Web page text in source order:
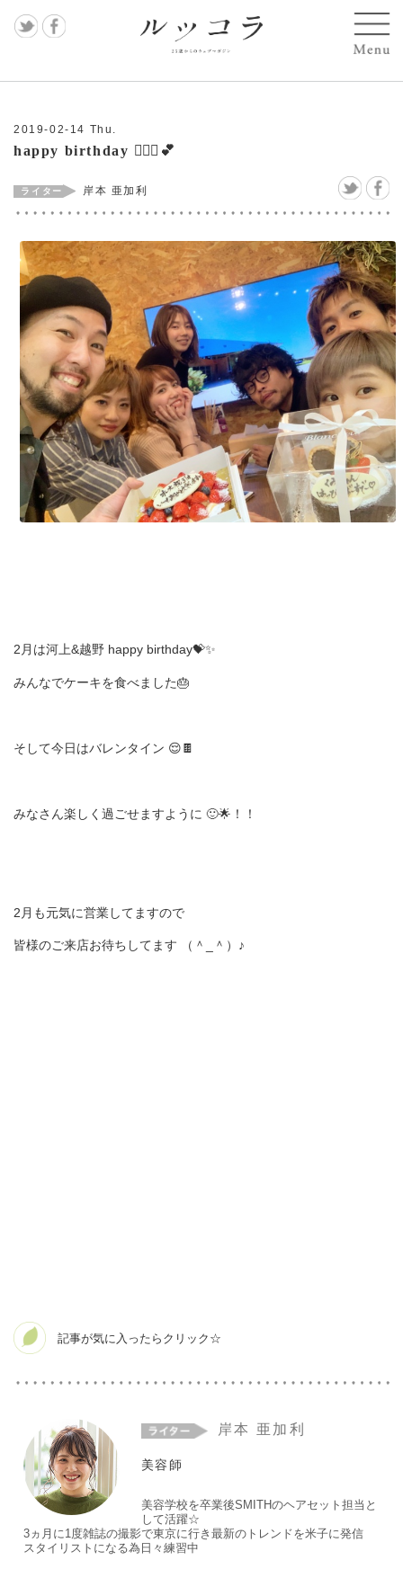
MAS
AKO
遠藤
麻衣
子
岩上
喜実
山川
悠子
中村
万紀
2019-02-14 Thu.
happy birthday 👱🏻‍♀️💕
岸本 亜加利
2月は河上&越野 happy birthday💝✨
みんなでケーキを食べました🎂
そして今日はバレンタイン 😌🍫
みなさん楽しく過ごせますように 🙂🌟！！
2月も元気に営業してますので
皆様のご来店お待ちしてます （＾_＾）♪
岸本 亜加利
美容師
美容学校を卒業後SMITHのヘアセット担当と
して活躍☆
3ヵ月に1度雑誌の撮影で東京に行き最新のトレンドを米子に発信
スタイリストになる為日々練習中